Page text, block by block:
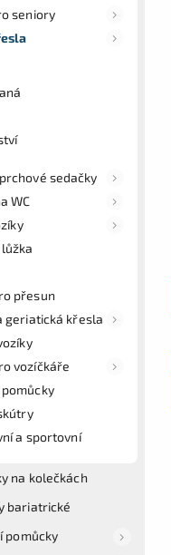
seniory
sedačky
WC
přesun
geriatická křesla
vozíčkáře
a sportovní
na kolečkách
bariatrické
pomůcky